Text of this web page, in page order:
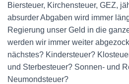
Biersteuer, Kirchensteuer, GEZ,
absurder Abgaben wird immer
Regierung unser Geld in die
werden wir immer weiter
nächstes? Kindersteuer?
und Sterbesteuer? Sonnen- und
Neumondsteuer?